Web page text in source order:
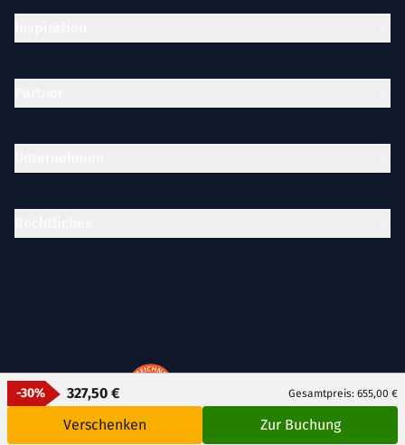
-30% 327,50 € Gesamtpreis: 655,00 €
Verschenken Zur Buchung
4.57/ 5.00